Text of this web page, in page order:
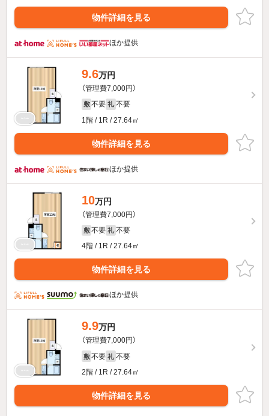
物件詳細を見る
ほか提供
9.6万円
（管理費7,000円）
敷 不要 礼 不要
1階 / 1R / 27.64㎡
物件詳細を見る
ほか提供
10万円
（管理費7,000円）
敷 不要 礼 不要
4階 / 1R / 27.64㎡
物件詳細を見る
ほか提供
9.9万円
（管理費7,000円）
敷 不要 礼 不要
2階 / 1R / 27.64㎡
物件詳細を見る